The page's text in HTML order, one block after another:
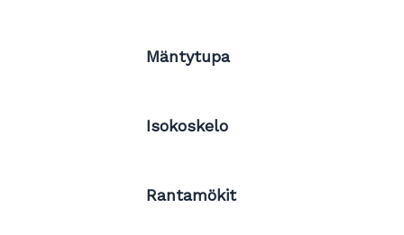
Mäntytupa
Isokoskelo
Rantamökit